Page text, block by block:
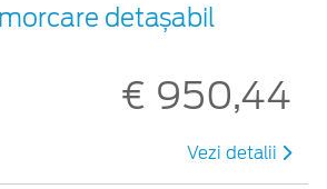
detașabil
€ 950,44
Vezi detalii